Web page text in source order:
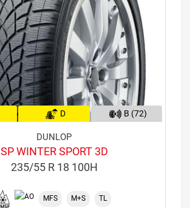
D B (72)
DUNLOP
SP WINTER SPORT 3D
235/55 R 18 100H
MFS M+S TL